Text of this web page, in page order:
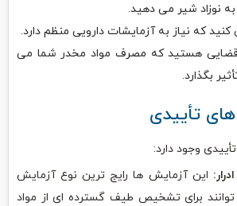
به نوزاد شیر می دهید.
که نیاز به آزمایشات دارویی منظم دارد.
قضایی هستید که مصرف مواد مخدر شما می
بگذارد.
تأییدی
وجود دارد:
این آزمایش ها رایج ترین نوع آزمایش
برای تشخیص طیف گسترده ای از مواد